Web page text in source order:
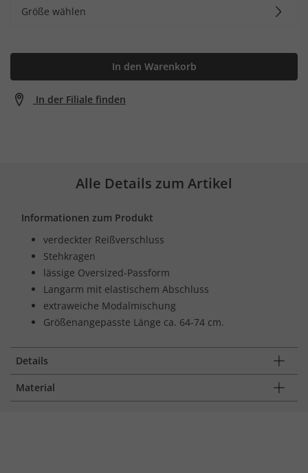
Größe wählen
In den Warenkorb
In der Filiale finden
Alle Details zum Artikel
Informationen zum Produkt
verdeckter Reißverschluss
Stehkragen
lässige Oversized-Passform
Langarm mit elastischem Abschluss
extraweiche Modalmischung
Größenangepasste Länge ca. 64-74 cm.
Details
Material